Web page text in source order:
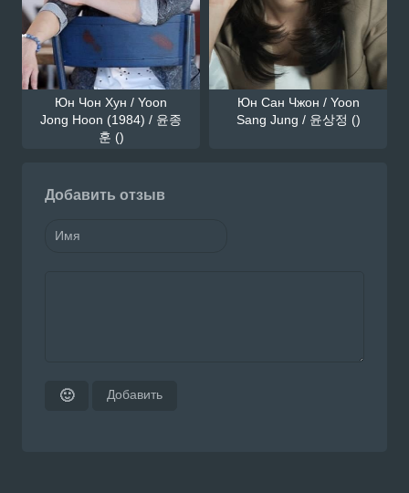
Юн Чон Хун / Yoon
Jong Hoon (1984) / 윤종
훈 ()
Юн Сан Чжон / Yoon
Sang Jung / 윤상정 ()
Добавить отзыв
🙂 Добавить